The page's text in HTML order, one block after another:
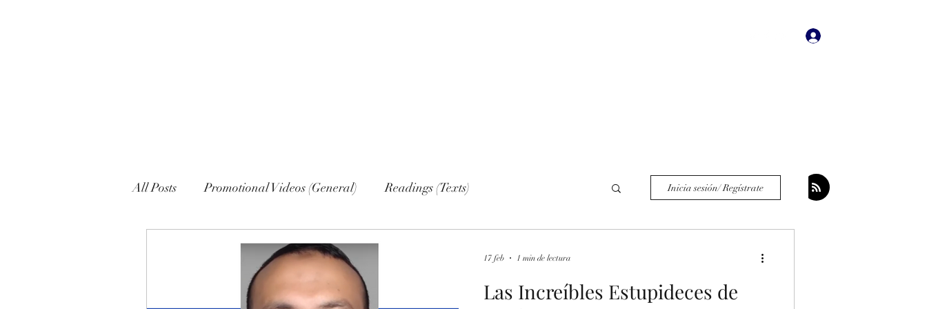
All Posts Promotional Videos (General) Readings (Texts)
Political Declarations (General) Narrations
French English (Publications)
Inicia sesión/ Regístrate
Las Increíbles Estupideces de
17 feb 1 min de lectura